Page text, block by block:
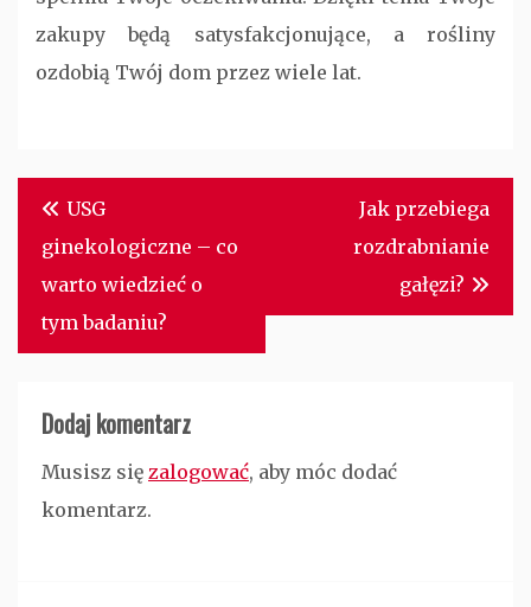
zakupy będą satysfakcjonujące, a rośliny
ozdobią Twój dom przez wiele lat.
Nawigacja
wpisu
USG
ginekologiczne – co
warto wiedzieć o
tym badaniu?
Jak przebiega
rozdrabnianie
gałęzi?
Dodaj komentarz
Musisz się zalogować, aby móc dodać
komentarz.